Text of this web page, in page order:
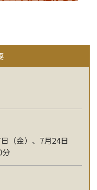
（金）、7月24日
分